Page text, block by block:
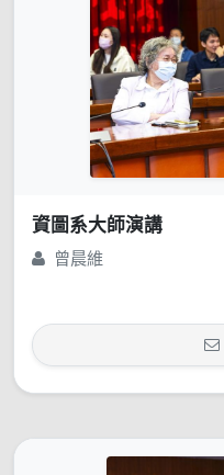
資圖系大師演講
曾晨維